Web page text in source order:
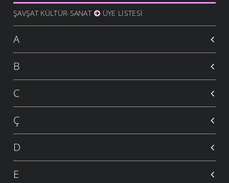
ŞAVŞAT KÜLTÜR-SANAT ÜYE LISTESI
A
B
C
Ç
D
E